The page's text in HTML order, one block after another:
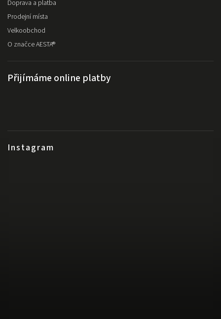
Doprava a platba
Prodejní místa
Velkoobchod
O značce AESTA®
Instagram
Přijímáme online platby